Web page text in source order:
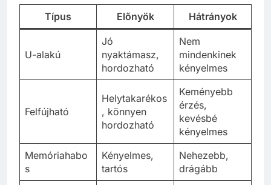
Típus Előnyök Hátrányok
U-alakú
Jó
nyaktámasz,
hordozható
Nem
mindenkinek
kényelmes
Felfújható
Helytakarékos
, könnyen
hordozható
Keményebb
érzés,
kevésbé
kényelmes
Memóriahabo
s
Kényelmes,
tartós
Nehezebb,
drágább